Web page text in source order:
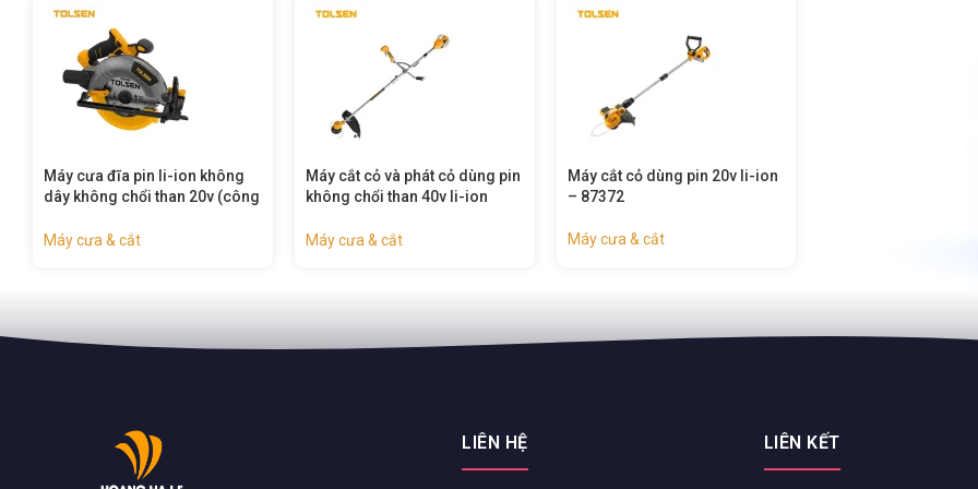
Máy cắt cỏ và phát cỏ dùng pin
không chổi than 40v li-ion
Máy cưa & cắt
Máy cắt cỏ dùng pin 20v li-ion
– 87372
Máy cưa & cắt
Máy cưa xích mini dùng pin
không chổi than 20v li-ion
Máy cưa & cắt
LIÊN HỆ LIÊN KẾT